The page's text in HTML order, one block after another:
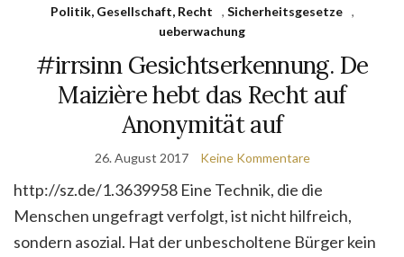
Politik, Gesellschaft, Recht
, Sicherheitsgesetze
,
ueberwachung
#irrsinn Gesichtserkennung. De
Maizière hebt das Recht auf
Anonymität auf
26. August 2017 Keine Kommentare
http://sz.de/1.3639958 Eine Technik, die die
Menschen ungefragt verfolgt, ist nicht hilfreich,
sondern asozial. Hat der unbescholtene Bürger kein